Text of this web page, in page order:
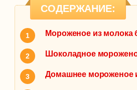
СОДЕРЖАНИЕ:
Мороженое из молока
Шоколадное
Домашнее мороженое